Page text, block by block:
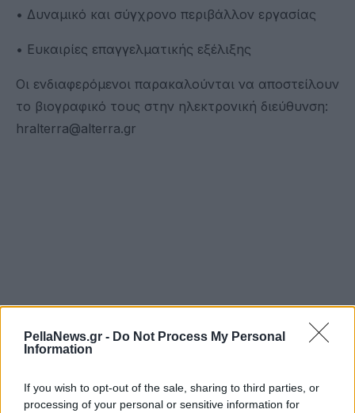
PellaNews.gr - Do Not Process My Personal
Information
If you wish to opt-out of the sale, sharing to third parties, or
processing of your personal or sensitive information for
• Δυναμικό και σύγχρονο περιβάλλον εργασίας
• Ευκαιρίες επαγγελματικής εξέλιξης
Οι ενδιαφερόμενοι παρακαλούνται να αποστείλουν
το βιογραφικό τους στην ηλεκτρονική διεύθυνση:
hralterra@alterra.gr